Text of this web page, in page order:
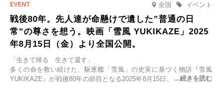
全国 イベント
戦後80年。先人達が命懸けで遺した”普通の日
常”の尊さを想う。映画「雪風 YUKIKAZE」2025
年8月15日（金）より全国公開。
「生きて帰る 生きて還す」
多くの命を救い続けた、駆逐艦「雪風」の史実に基づく物語『雪風
YUKIKAZE』が戦後80年の節目となる2025年8月15日、全国公開され